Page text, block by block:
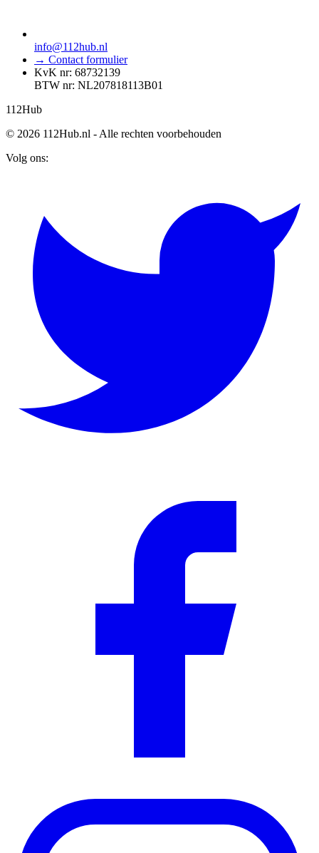
info@112hub.nl
→ Contact formulier
KvK nr: 68732139
BTW nr: NL207818113B01
112Hub
© 2026 112Hub.nl - Alle rechten voorbehouden
Volg ons: